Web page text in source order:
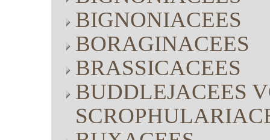
BIGNONIACEES
BORAGINACEES
BRASSICACEES
BUDDLEJACEES